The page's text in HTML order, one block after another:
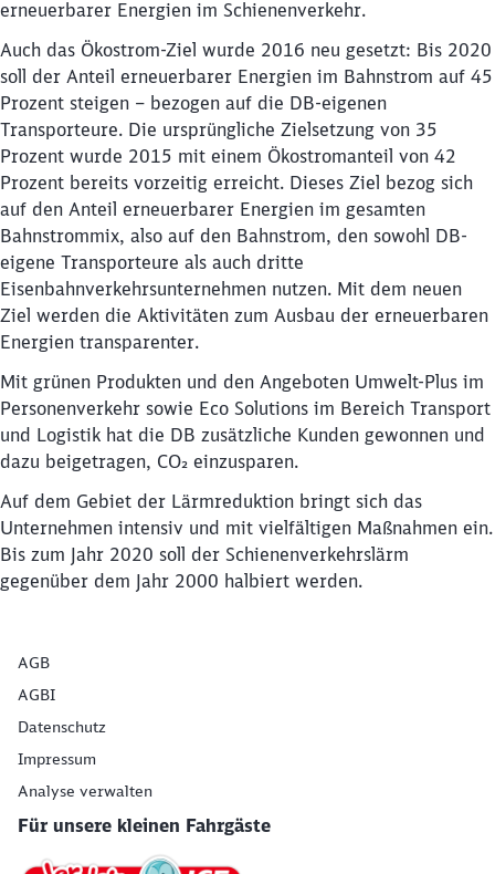
erneuerbarer Energien im Schienenverkehr.
Auch das Ökostrom-Ziel wurde 2016 neu gesetzt: Bis 2020
soll der Anteil erneuerbarer Energien im Bahnstrom auf 45
Prozent steigen – bezogen auf die DB-eigenen
Transporteure. Die ursprüngliche Zielsetzung von 35
Prozent wurde 2015 mit einem Ökostromanteil von 42
Prozent bereits vorzeitig erreicht. Dieses Ziel bezog sich
auf den Anteil erneuerbarer Energien im gesamten
Bahnstrommix, also auf den Bahnstrom, den sowohl DB-
eigene Transporteure als auch dritte
Eisenbahnverkehrsunternehmen nutzen. Mit dem neuen
Ziel werden die Aktivitäten zum Ausbau der erneuerbaren
Energien transparenter.
Mit grünen Produkten und den Angeboten Umwelt-Plus im
Personenverkehr sowie Eco Solutions im Be­reich Transport
und Logistik hat die DB zusätzliche Kunden gewonnen und
dazu beigetragen, CO₂ einzu­sparen.
Auf dem Gebiet der Lärmreduktion bringt sich das
Unternehmen intensiv und mit vielfältigen Maßnahmen ein.
Bis zum Jahr 2020 soll der Schienenverkehrslärm
gegenüber dem Jahr 2000 halbiert werden.
AGB
AGBI
Datenschutz
Impressum
Analyse verwalten
Für unsere kleinen Fahrgäste